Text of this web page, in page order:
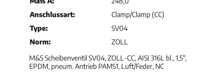
Anschlussart:
Clamp/Clamp (CC)
Type:
SV04
Norm:
ZOLL
M&S Scheibenventil SV04, ZOLL-CC, AISI 316L bl., 1,5",
EPDM, pneum. Antrieb PAMS1, Luft/Feder, NC